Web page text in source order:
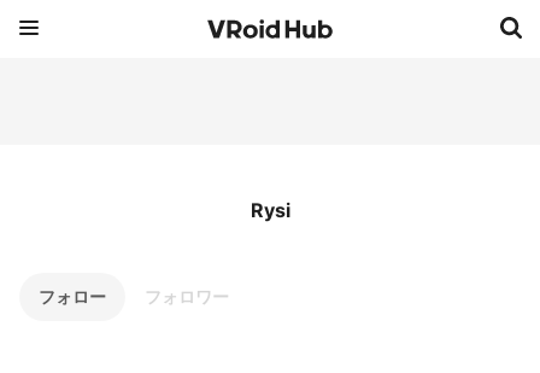
Rysi
フォロー フォロワー